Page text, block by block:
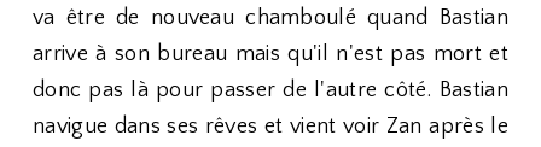
va être de nouveau chamboulé quand Bastian
arrive à son bureau mais qu'il n'est pas mort et
donc pas là pour passer de l'autre côté. Bastian
navigue dans ses rêves et vient voir Zan après le